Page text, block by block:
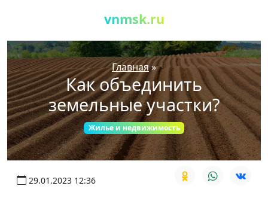
vnmsk.ru
Главная»
Как объединить
земельные участки?
Жилье и недвижимость
29.01.2023 12:36